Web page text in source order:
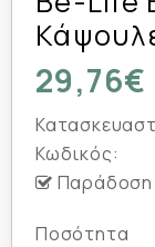
29,76€
Κωδικός:
Παράδοση
Ποσότητα